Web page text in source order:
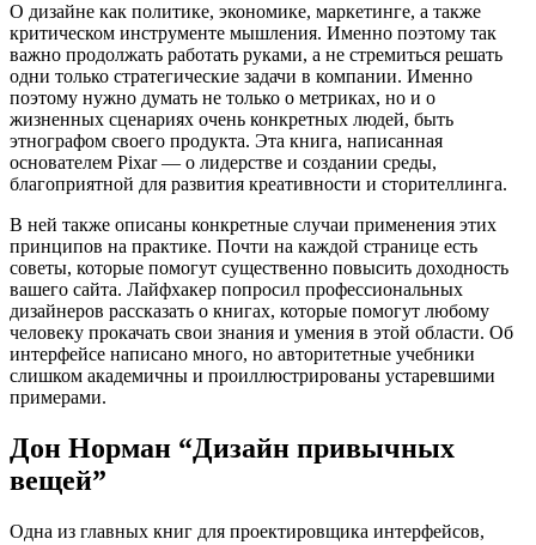
О дизайне как политике, экономике, маркетинге, а также
критическом инструменте мышления. Именно поэтому так
важно продолжать работать руками, а не стремиться решать
одни только стратегические задачи в компании. Именно
поэтому нужно думать не только о метриках, но и о
жизненных сценариях очень конкретных людей, быть
этнографом своего продукта. Эта книга, написанная
основателем Pixar — о лидерстве и создании среды,
благоприятной для развития креативности и сторителлинга.
В ней также описаны конкретные случаи применения этих
принципов на практике. Почти на каждой странице есть
советы, которые помогут существенно повысить доходность
вашего сайта. Лайфхакер попросил профессиональных
дизайнеров рассказать о книгах, которые помогут любому
человеку прокачать свои знания и умения в этой области. Об
интерфейсе написано много, но авторитетные учебники
слишком академичны и проиллюстрированы устаревшими
примерами.
Дон Норман “Дизайн привычных
вещей”
Одна из главных книг для проектировщика интерфейсов,